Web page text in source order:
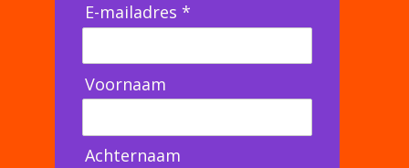
E-mailadres *
Voornaam
Achternaam